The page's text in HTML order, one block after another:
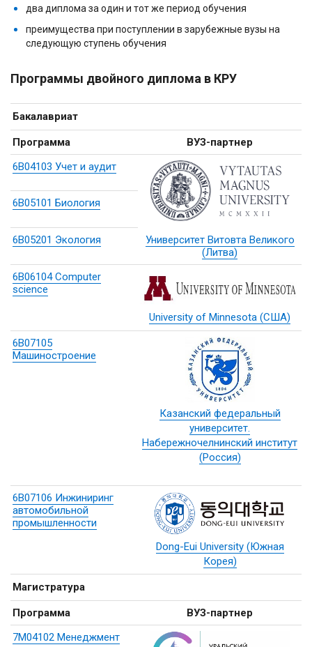
два диплома за один и тот же период обучения
преимущества при поступлении в зарубежные вузы на
следующую ступень обучения
Программы двойного диплома в КРУ
Бакалавриат
Программа
ВУЗ-партнер
6В04103 Учет и аудит
Университет Витовта Великого
(Литва)
6В05101 Биология
6В05201 Экология
6В06104 Computer
science
University of Minnesota (США)
6В07105
Машиностроение
Казанский федеральный
университет.
Набережночелнинский институт
(Россия)
6В07106 Инжиниринг
автомобильной
промышленности
Dong-Eui University (Южная
Корея)
Магистратура
Программа
ВУЗ-партнер
7М04102 Менеджмент